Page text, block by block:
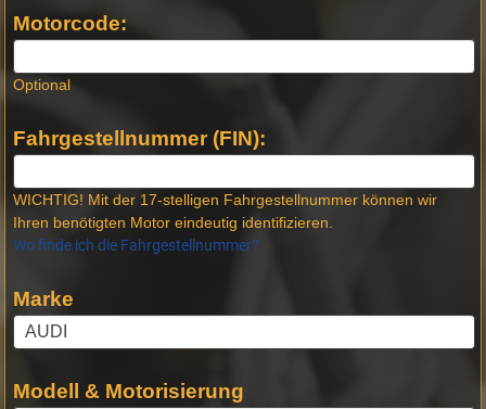
Motorcode:
Optional
Fahrgestellnummer (FIN):
WICHTIG! Mit der 17-stelligen Fahrgestellnummer können wir
Ihren benötigten Motor eindeutig identifizieren.
Wo finde ich die Fahrgestellnummer?
Marke
Modell & Motorisierung